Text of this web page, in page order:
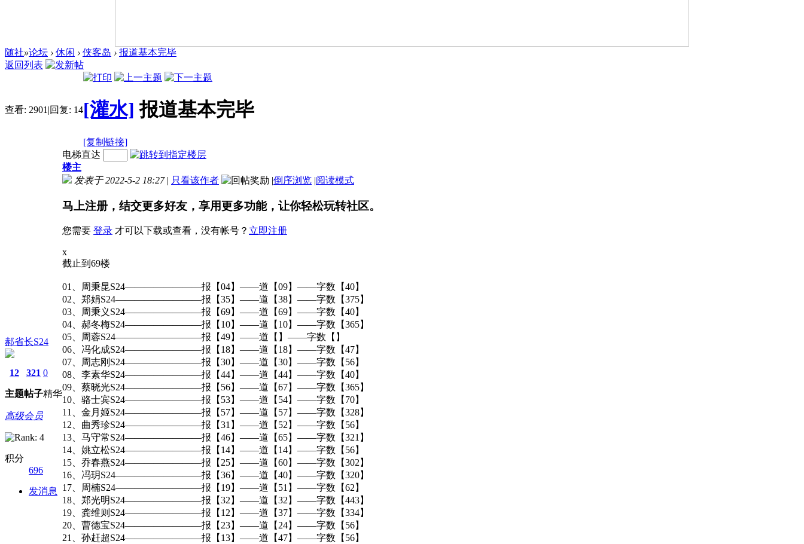
随社»论坛 › 休闲 › 侠客岛 › 报道基本完毕
返回列表
查看: 2901 |回复: 14[灌水] 报道基本完毕
[复制链接]
郝省长S24
12
主题
321
帖子
0
精华
高级会员
积分
696
发消息
电梯直达
楼主
发表于 2022-5-2 18:27 | 只看该作者 |倒序浏览 |阅读模式
马上注册，结交更多好友，享用更多功能，让你轻松玩转社区。
您需要 登录 才可以下载或查看，没有帐号？ 立即注册
x
截止到69楼
01、周秉昆S24————————报【04】——道【09】——字数【40】
02、郑娟S24—————————报【35】——道【38】——字数【375】
03、周秉义S24————————报【69】——道【69】——字数【40】
04、郝冬梅S24————————报【10】——道【10】——字数【365】
05、周蓉S24—————————报【49】——道【】——字数【】
06、冯化成S24————————报【18】——道【18】——字数【47】
07、周志刚S24————————报【30】——道【30】——字数【56】
08、李素华S24————————报【44】——道【44】——字数【40】
09、蔡晓光S24————————报【56】——道【67】——字数【365】
10、骆士宾S24————————报【53】——道【54】——字数【70】
11、金月姬S24————————报【57】——道【57】——字数【328】
12、曲秀珍S24————————报【31】——道【52】——字数【56】
13、马守常S24————————报【46】——道【65】——字数【321】
14、姚立松S24————————报【14】——道【14】——字数【56】
15、乔春燕S24————————报【25】——道【60】——字数【302】
16、冯玥S24—————————报【36】——道【40】——字数【320】
17、周楠S24—————————报【19】——道【51】——字数【62】
18、郑光明S24————————报【32】——道【32】——字数【443】
19、龚维则S24————————报【12】——道【37】——字数【334】
20、曹德宝S24————————报【23】——道【24】——字数【56】
21、孙赶超S24————————报【13】——道【47】——字数【56】